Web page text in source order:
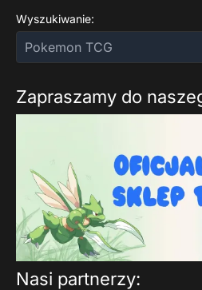
Wyszukiwanie:
Zapraszamy do
Nasi partnerzy: